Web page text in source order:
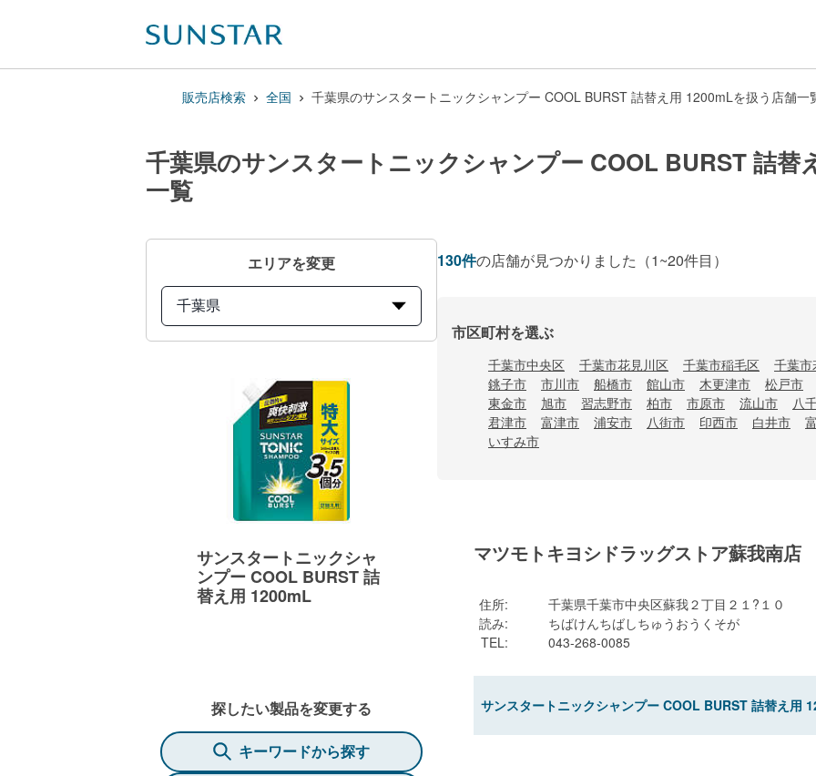
販売店検索 全国 千葉県のサンスタートニックシャンプー COOL BURST 詰替え用 1200mLを扱う店舗一
千葉県のサンスタートニックシャンプー COOL BURST 詰替
一覧
エリアを変更
千葉県
サンスタートニックシャ
ンプー COOL BURST 詰
替え用 1200mL
探したい製品を変更する
キーワードから探す
130件の店舗が見つかりました （1~20件目）
市区町村を選ぶ
千葉市中央区 千葉市花見川区 千葉市稲毛区
千葉
銚子市
市川市 船橋市 館山市 木更津市
松戸市
東金市
旭市 習志野市 柏市 市原市 流山市
八
君津市
富津市 浦安市 八街市 印西市 白井市
いすみ市
マツモトキヨシドラッグストア蘇我南店
住所:
千葉県千葉市中央区蘇我２丁目２１?１０
読み:
ちばけんちばしちゅうおうくそが
TEL: 043-268-0085
サンスタートニックシャンプー COOL BURST 詰替え用